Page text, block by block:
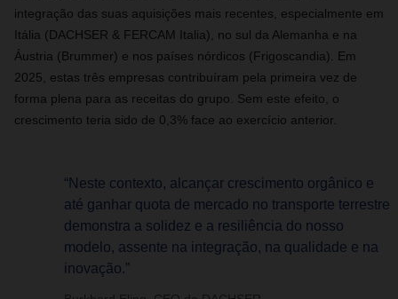
integração das suas aquisições mais recentes, especialmente em
Itália (DACHSER & FERCAM Italia), no sul da Alemanha e na
Áustria (Brummer) e nos países nórdicos (Frigoscandia). Em
2025, estas três empresas contribuíram pela primeira vez de
forma plena para as receitas do grupo. Sem este efeito, o
crescimento teria sido de 0,3% face ao exercício anterior.
“Neste contexto, alcançar crescimento orgânico e
até ganhar quota de mercado no transporte terrestre
demonstra a solidez e a resiliência do nosso
modelo, assente na integração, na qualidade e na
inovação.”